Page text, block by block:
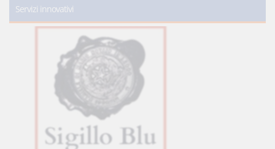
Servizi innovativi